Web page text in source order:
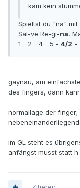
kam kein
Spieltst du "na" mit
Sal-ve Re-gi-na,
1 - 2 - 4 - 5 - 4/2 -
gaynau, am
des fingers, dann
normallage der
im GL steht es
anfängst musst statt